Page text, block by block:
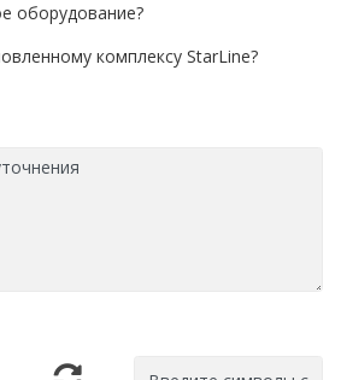
оборудование?
комплексу StarLine?